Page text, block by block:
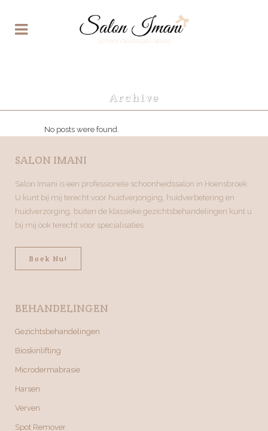
Archive
No posts were found.
SALON IMANI
Salon Imani is een professionele schoonheidssalon in Hoensbroek.
U kunt bij mij terecht voor huidverjonging, huidverbetering en
huidverzorging, buiten de klassieke gezichtsbehandelingen kunt u
bij mij ook terecht voor specialisaties.
Boek Nu!
BEHANDELINGEN
Gezichtsbehandelingen
Bioskinlifting
Microdermabrasie
Harsen
Verven
Spot Remover